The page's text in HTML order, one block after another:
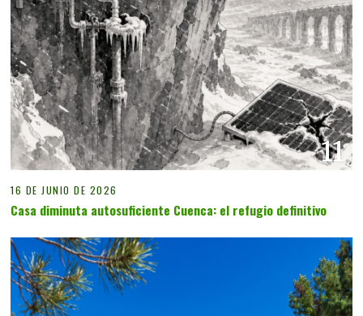
11
16 DE JUNIO DE 2026
Casa diminuta autosuficiente Cuenca: el refugio definitivo